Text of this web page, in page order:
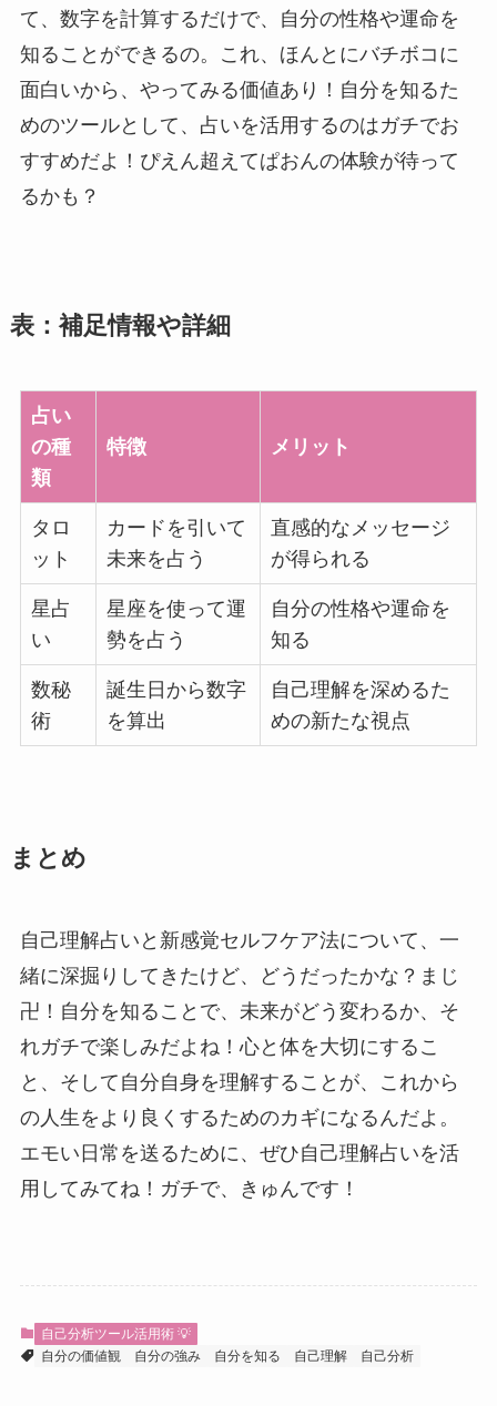
て、数字を計算するだけで、自分の性格や運命を
知ることができるの。これ、ほんとにバチボコに
面白いから、やってみる価値あり！自分を知るた
めのツールとして、占いを活用するのはガチでお
すすめだよ！ぴえん超えてぱおんの体験が待って
るかも？
表：補足情報や詳細
占い
の種
類
特徴 メリット
タロ
ット
カードを引いて
未来を占う
直感的なメッセージ
が得られる
星占
い
星座を使って運
勢を占う
自分の性格や運命を
知る
数秘
術
誕生日から数字
を算出
自己理解を深めるた
めの新たな視点
まとめ
自己理解占いと新感覚セルフケア法について、一
緒に深掘りしてきたけど、どうだったかな？まじ
卍！自分を知ることで、未来がどう変わるか、そ
れガチで楽しみだよね！心と体を大切にするこ
と、そして自分自身を理解することが、これから
の人生をより良くするためのカギになるんだよ。
エモい日常を送るために、ぜひ自己理解占いを活
用してみてね！ガチで、きゅんです！
自己分析ツール活用術 💡
自分の価値観
自分の強み 自分を知る 自己理解 自己分析